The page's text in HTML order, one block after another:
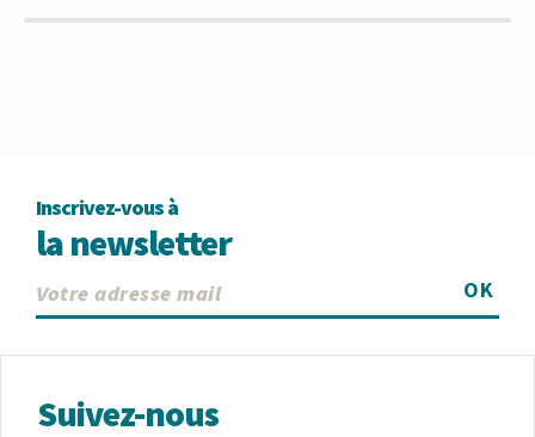
Inscrivez-vous à
la newsletter
OK
Suivez-nous